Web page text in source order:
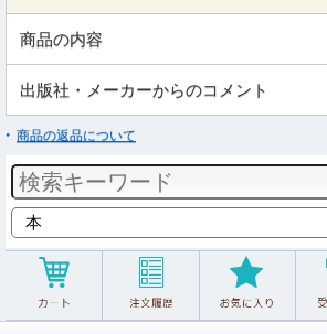
商品の内容
出版社・メーカーからのコメント
商品の返品について